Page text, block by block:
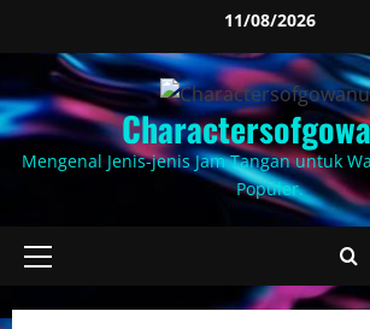
content
11/08/2026
Mengenal Jenis-jenis Jam Tangan untuk
Populer.
Primary